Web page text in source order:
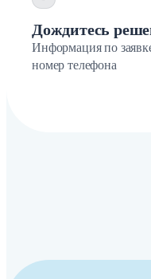
Дождитесь
Информация по
номер телефона